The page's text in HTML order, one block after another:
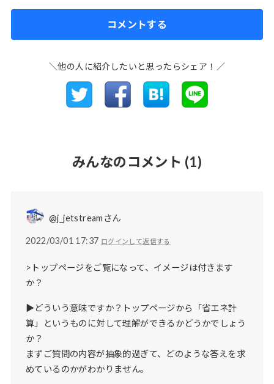
コメントする
＼他の人に紹介したいと思ったらシェア！／
みんなのコメント (1)
@j_jetstreamさん
2022/03/01 17:37 ログインして返信する
>トップページをご覧になって、イメージは付きます
か？
▶どういう意味ですか？トップページから「省エネ計
算」というものに対して理解ができるかどうかでしょう
か？
まずご質問の内容が抽象的過ぎて、どのような答えを求
めているのかがわかりません。